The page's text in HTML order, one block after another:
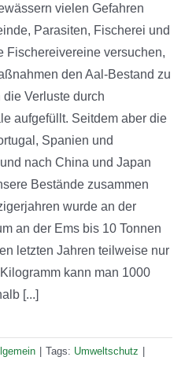
vielen Gefahren
Parasiten, Fischerei und
Fischereivereine versuchen,
den Aal-Bestand zu
Verluste durch
aufgefüllt. Seitdem aber die
Spanien und
nach China und Japan
Bestände zusammen
wurde an der
an der Ems bis 10 Tonnen
letzten Jahren teilweise nur
kann man 1000
[...]
Tags: Umweltschutz